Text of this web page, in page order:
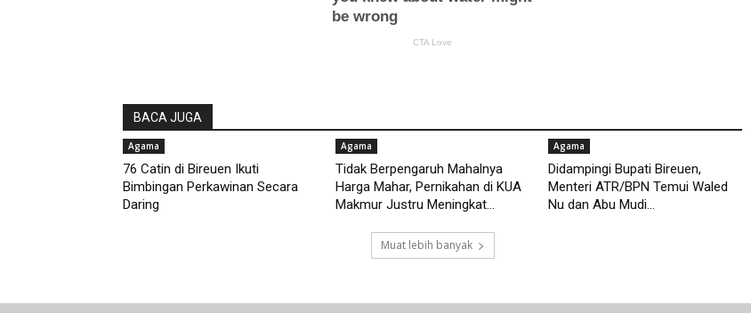
BACA JUGA
Agama
76 Catin di Bireuen Ikuti
Bimbingan Perkawinan Secara
Daring
Agama
Tidak Berpengaruh Mahalnya
Harga Mahar, Pernikahan di KUA
Makmur Justru Meningkat...
Agama
Didampingi Bupati Bireuen,
Menteri ATR/BPN Temui Waled
Nu dan Abu Mudi...
Muat lebih banyak